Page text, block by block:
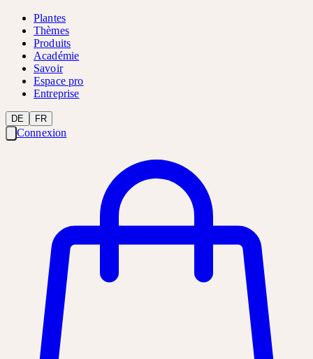
Plantes
Thèmes
Produits
Académie
Savoir
Espace pro
Entreprise
DE FR
Connexion